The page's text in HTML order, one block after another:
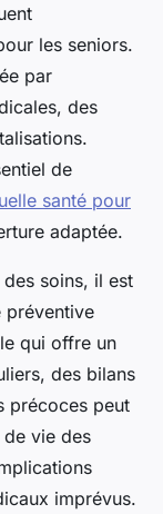
les seniors.
par
des
de
santé pour
adaptée.
soins, il est
préventive
qui offre un
des bilans
précoces peut
vie des
imprévus.